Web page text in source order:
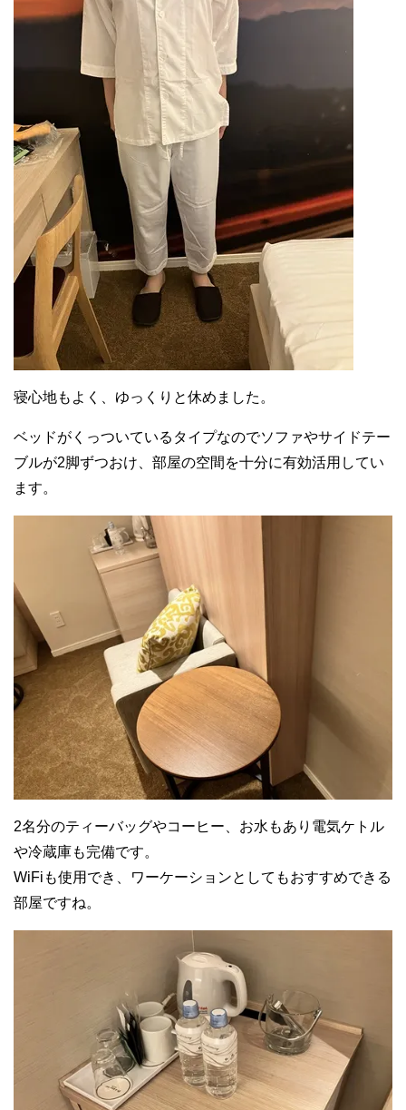
寝心地もよく、ゆっくりと休めました。
ベッドがくっついているタイプなのでソファやサイドテー
ブルが2脚ずつおけ、部屋の空間を十分に有効活用してい
ます。
2名分のティーバッグやコーヒー、お水もあり電気ケトル
や冷蔵庫も完備です。
WiFiも使用でき、ワーケーションとしてもおすすめできる
部屋ですね。